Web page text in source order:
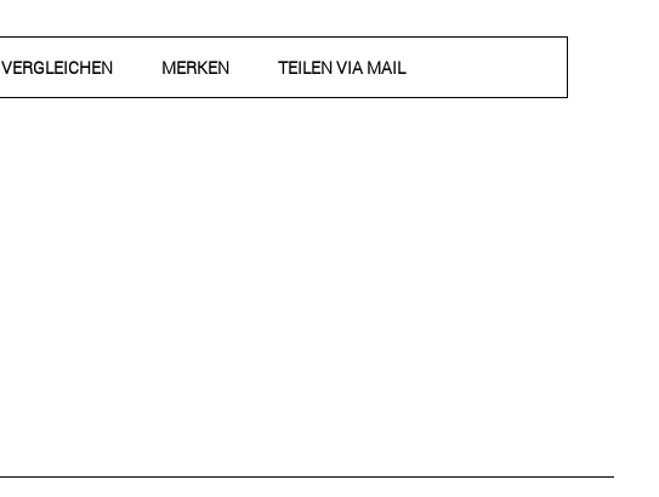
VERGLEICHEN MERKEN TEILEN VIA MAIL